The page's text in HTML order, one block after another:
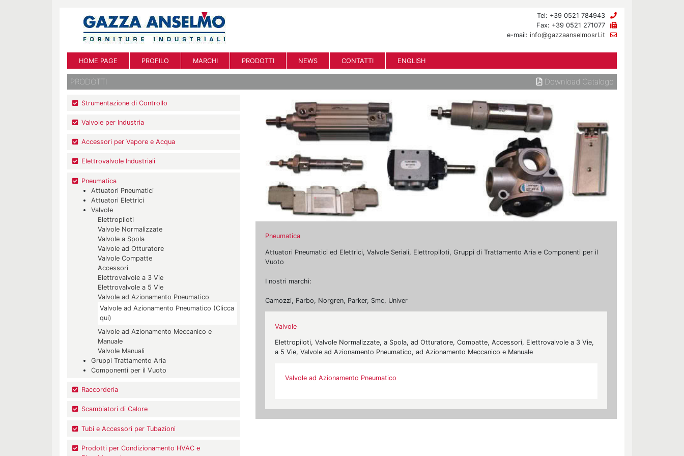
Tel: +39 0521 784943
Fax: +39 0521 271077
e-mail: info@gazzaanselmosrl.it
HOME PAGE PROFILO MARCHI PRODOTTI NEWS CONTATTI ENGLISH
PRODOTTI Download Catalogo
Strumentazione di Controllo
Valvole per Industria
Accessori per Vapore e Acqua
Elettrovalvole Industriali
Pneumatica
Attuatori Pneumatici
Attuatori Elettrici
Valvole
Elettropiloti
Valvole Normalizzate
Valvole a Spola
Valvole ad Otturatore
Valvole Compatte
Accessori
Elettrovalvole a 3 Vie
Elettrovalvole a 5 Vie
Valvole ad Azionamento Pneumatico
Valvole ad Azionamento Pneumatico (Clicca
qui)
Valvole ad Azionamento Meccanico e
Manuale
Valvole Manuali
Gruppi Trattamento Aria
Componenti per il Vuoto
Raccorderia
Scambiatori di Calore
Tubi e Accessori per Tubazioni
Prodotti per Condizionamento HVAC e
Pneumatica
Attuatori Pneumatici ed Elettrici, Valvole Seriali, Elettropiloti, Gruppi di Trattamento Aria e Componenti per il
Vuoto
I nostri marchi:
Camozzi, Farbo, Norgren, Parker, Smc, Univer
Valvole
Elettropiloti, Valvole Normalizzate, a Spola, ad Otturatore, Compatte, Accessori, Elettrovalvole a 3 Vie,
a 5 Vie, Valvole ad Azionamento Pneumatico, ad Azionamento Meccanico e Manuale
Valvole ad Azionamento Pneumatico